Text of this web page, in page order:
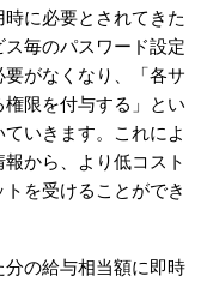
に必要とされてきた
毎のパスワード設定
がなくなり、「各サ
限を付与する」とい
いきます。これによ
から、より低コスト
を受けることができ
の給与相当額に即時